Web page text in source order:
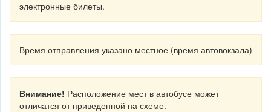
электронные билеты.
Время отправления указано местное (время автовокзала)
Внимание! Расположение мест в автобусе может
отличатся от приведенной на схеме.